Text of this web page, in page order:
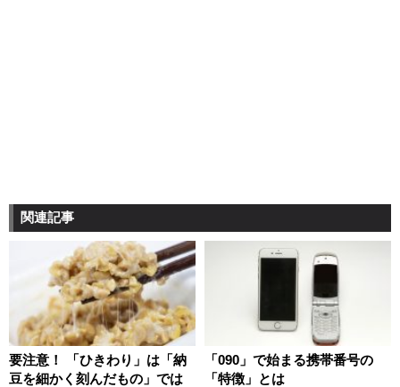
関連記事
要注意！ 「ひきわり」は「納
豆を細かく刻んだもの」では
「090」で始まる携帯番号の
「特徴」とは